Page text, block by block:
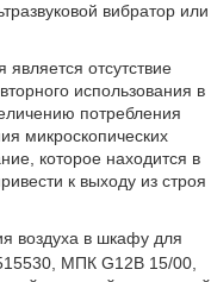
вибратор или
отсутствие
использования в
потребления
микроскопических
которое находится в
к выходу из строя
воздуха в шкафу для
МПК G12B 15/00,